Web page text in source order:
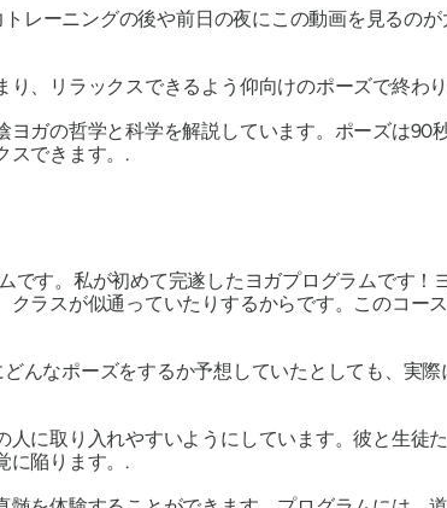
レーニングの後や前日の夜にこの動画を見るの
、リラックスできるよう仰向けのポーズで終わ
ガの哲学と科学を解説しています。ポーズは90
スできます。.
す。私が初めて完遂したヨガプログラムです！
ラスが似通っていたりするからです。このコー
んなポーズをするか予想していたとしても、実
に取り入れやすいようにしています。彼と生徒
に陥ります。.